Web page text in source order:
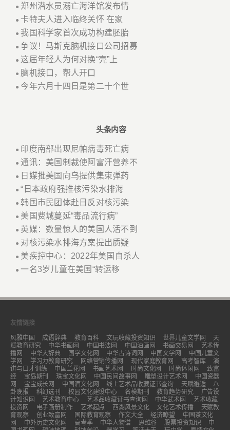
● 郑州潜水员溺亡海洋馆发布情
● 卡特夫人进入临终关怀 在家
●我国科学家首次成功构建胚胎
●争议！马斯克脑机接口公司招募
●这届年轻人为何对换“壳”上
● 脑机接口，帮人开口
● 今年六月十四日是第二十个世
头条内容
● 印度南部出现尼帕病毒死亡病
●通讯：美国制裁使阿富汗营养不
● 日媒批美国向乌提供集束弹药
●“日本政府强推核污染水排海
●韩国市民团体赴日反对核污染
● 美国费城蔓延“毒品流行病”
● 英媒：数量惊人的美国人活不到
● 对核污染水排海方案提出质疑
● 美疾控中心：2022年美国自杀人
●一名3岁儿童在美国“转运移
友情链接
风雅中国 成语辞典 教育百科 文玩收藏投资知识 世界儿童文学网
天
赋教育研究
中华书画网 中国书法网 中国油画网 书画交易网
艺术传
播网
中华大辞典 国学文化网 中华古诗词网 中国文学网
中国儿童文
学网
学习力教育研究 网络营销传播网 现代家庭教育网 高考智库
演
讲与口才训练
中国兰花网 书画艺术网 时尚文化网 时尚休闲网
致富
经
宝岛期刊 珠宝文化网 中国民间故事网 雕塑设计艺术网
中国瓷器
网
宝宝成长网 中国酒文化网 线上艺术品收藏证书查询 天赋邂逅
八
卦晚报
科幻选刊 校园文化建设中心 名模期刊 教育趋势研究
广告设
计知识网
艺术教育中心 艺术品收藏证书查询网 中华武术网
艺术收藏
投资网
电子画册制作 艺术起点 西湖风景文化 文化艺术传播
天赋教
育观察
创业致富网 国际教育观察 作文大全 经济瞭望
中国茶文化
网
中外历史文化网 高考季 中华人物谱 思维谷 股票投资知识
中